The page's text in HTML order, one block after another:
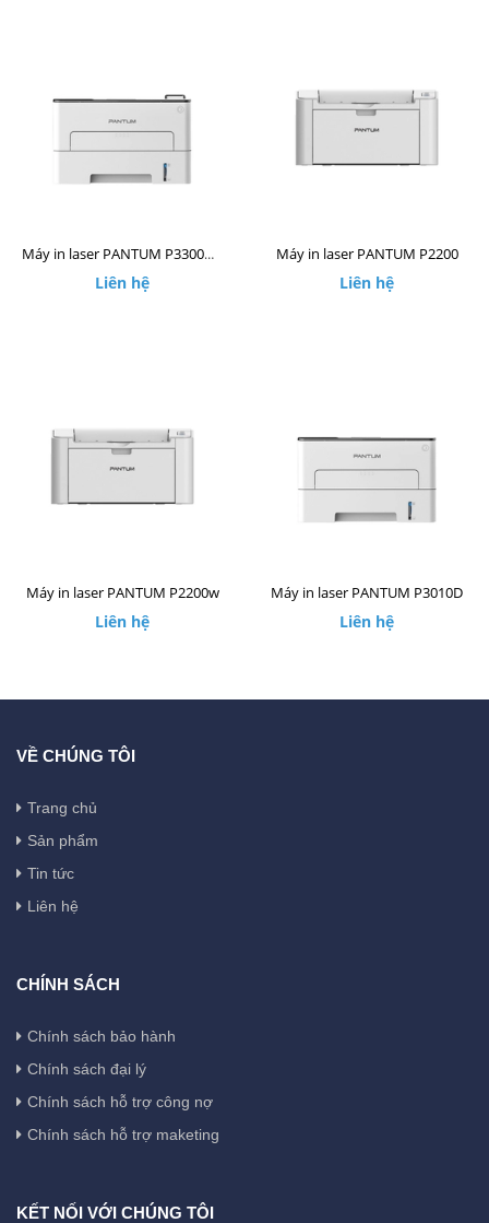
Máy in laser PANTUM P3300DW
Liên hệ
Máy in laser PANTUM P2200
Liên hệ
Máy in laser PANTUM P2200w
Liên hệ
Máy in laser PANTUM P3010D
Liên hệ
VỀ CHÚNG TÔI
Trang chủ
Sản phẩm
Tin tức
Liên hệ
CHÍNH SÁCH
Chính sách bảo hành
Chính sách đại lý
Chính sách hỗ trợ công nợ
Chính sách hỗ trợ maketing
KẾT NỐI VỚI CHÚNG TÔI